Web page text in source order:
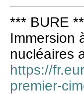
*** BURE
Immersion
nucléaires
https://
premier-